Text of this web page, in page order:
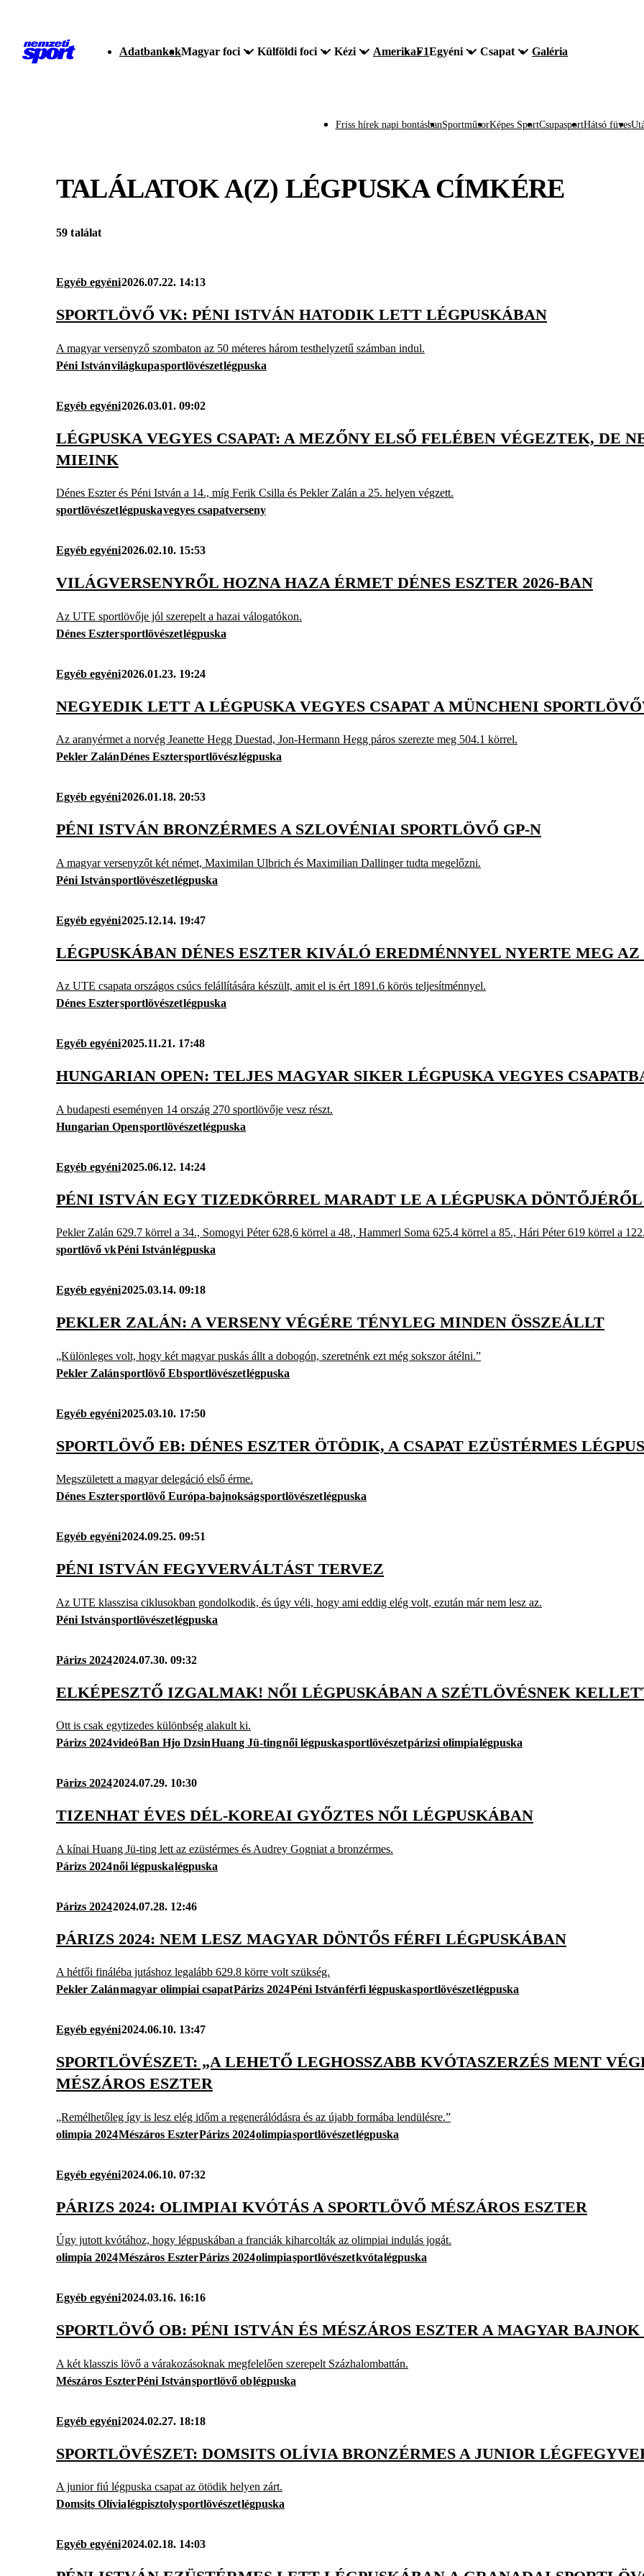
AdatbankokMagyar foci Külföldi foci Kézi AmerikaF1Egyéni Csapat Galéria
Friss hírek napi bontásbanSportműsorKépes SportCsupasportHátsó füves
TALÁLATOK A(Z) LÉGPUSKACÍMKÉRE
59 találat
Egyéb egyéni2026.07.22. 14:13
SPORTLÖVŐ VK: PÉNI ISTVÁN HATODIK LETT LÉGPUSKÁBAN
A magyar versenyző szombaton az 50 méteres három testhelyzetű számban indul.
Péni Istvánvilágkupasportlövészetlégpuska
Egyéb egyéni2026.03.01. 09:02
LÉGPUSKA VEGYES CSAPAT: A MEZŐNY ELSŐ FELÉBEN VÉGEZTEK, DE
MIEINK
Dénes Eszter és Péni István a 14., míg Ferik Csilla és Pekler Zalán a 25. helyen végzett.
sportlövészetlégpuskavegyes csapatverseny
Egyéb egyéni2026.02.10. 15:53
VILÁGVERSENYRŐL HOZNA HAZA ÉRMET DÉNES ESZTER 2026-BAN
Az UTE sportlövője jól szerepelt a hazai válogatókon.
Dénes Esztersportlövészetlégpuska
Egyéb egyéni2026.01.23. 19:24
NEGYEDIK LETT A LÉGPUSKA VEGYES CSAPAT A MÜNCHENI
Az aranyérmet a norvég Jeanette Hegg Duestad, Jon-Hermann Hegg páros szerezte meg 504.1 körrel.
Pekler ZalánDénes Esztersportlövészlégpuska
Egyéb egyéni2026.01.18. 20:53
PÉNI ISTVÁN BRONZÉRMES A SZLOVÉNIAI SPORTLÖVŐ GP-N
A magyar versenyzőt két német, Maximilan Ulbrich és Maximilian Dallinger tudta megelőzni.
Péni Istvánsportlövészetlégpuska
Egyéb egyéni2025.12.14. 19:47
LÉGPUSKÁBAN DÉNES ESZTER KIVÁLÓ EREDMÉNNYEL NYERTE MEG
Az UTE csapata országos csúcs felállítására készült, amit el is ért 1891.6 körös teljesítménnyel.
Dénes Esztersportlövészetlégpuska
Egyéb egyéni2025.11.21. 17:48
HUNGARIAN OPEN: TELJES MAGYAR SIKER LÉGPUSKA VEGYES
A budapesti eseményen 14 ország 270 sportlövője vesz részt.
Hungarian Opensportlövészetlégpuska
Egyéb egyéni2025.06.12. 14:24
PÉNI ISTVÁN EGY TIZEDKÖRREL MARADT LE A LÉGPUSKA
Pekler Zalán 629.7 körrel a 34., Somogyi Péter 628,6 körrel a 48., Hammerl Soma 625.4 körrel a 85., Hári Péter 619 körrel a
sportlövő vkPéni Istvánlégpuska
Egyéb egyéni2025.03.14. 09:18
PEKLER ZALÁN: A VERSENY VÉGÉRE TÉNYLEG MINDEN ÖSSZEÁLLT
„Különleges volt, hogy két magyar puskás állt a dobogón, szeretnénk ezt még sokszor átélni.”
Pekler Zalánsportlövő Ebsportlövészetlégpuska
Egyéb egyéni2025.03.10. 17:50
SPORTLÖVŐ EB: DÉNES ESZTER ÖTÖDIK, A CSAPAT EZÜSTÉRMES
Megszületett a magyar delegáció első érme.
Dénes Esztersportlövő Európa-bajnokságsportlövészetlégpuska
Egyéb egyéni2024.09.25. 09:51
PÉNI ISTVÁN FEGYVERVÁLTÁST TERVEZ
Az UTE klasszisa ciklusokban gondolkodik, és úgy véli, hogy ami eddig elég volt, ezután már nem lesz az.
Péni Istvánsportlövészetlégpuska
Párizs 20242024.07.30. 09:32
ELKÉPESZTŐ IZGALMAK! NŐI LÉGPUSKÁBAN A SZÉTLÖVÉSNEK
Ott is csak egytizedes különbség alakult ki.
Párizs 2024videóBan Hjo DzsinHuang Jü-tingnői légpuskasportlövészetpárizsi olimpialégpuska
Párizs 20242024.07.29. 10:30
TIZENHAT ÉVES DÉL-KOREAI GYŐZTES NŐI LÉGPUSKÁBAN
A kínai Huang Jü-ting lett az ezüstérmes és Audrey Gogniat a bronzérmes.
Párizs 2024női légpuskalégpuska
Párizs 20242024.07.28. 12:46
PÁRIZS 2024: NEM LESZ MAGYAR DÖNTŐS FÉRFI LÉGPUSKÁBAN
A hétfői fináléba jutáshoz legalább 629.8 körre volt szükség.
Pekler Zalánmagyar olimpiai csapatPárizs 2024Péni Istvánférfi légpuskasportlövészetlégpuska
Egyéb egyéni2024.06.10. 13:47
SPORTLÖVÉSZET: „A LEHETŐ LEGHOSSZABB KVÓTASZERZÉS MENT
MÉSZÁROS ESZTER
„Remélhetőleg így is lesz elég időm a regenerálódásra és az újabb formába lendülésre.”
olimpia 2024Mészáros EszterPárizs 2024olimpiasportlövészetlégpuska
Egyéb egyéni2024.06.10. 07:32
PÁRIZS 2024: OLIMPIAI KVÓTÁS A SPORTLÖVŐ MÉSZÁROS ESZTER
Úgy jutott kvótához, hogy légpuskában a franciák kiharcolták az olimpiai indulás jogát.
olimpia 2024Mészáros EszterPárizs 2024olimpiasportlövészetkvótalégpuska
Egyéb egyéni2024.03.16. 16:16
SPORTLÖVŐ OB: PÉNI ISTVÁN ÉS MÉSZÁROS ESZTER A MAGYAR
A két klasszis lövő a várakozásoknak megfelelően szerepelt Százhalombattán.
Mészáros EszterPéni Istvánsportlövő oblégpuska
Egyéb egyéni2024.02.27. 18:18
SPORTLÖVÉSZET: DOMSITS OLÍVIA BRONZÉRMES A JUNIOR
A junior fiú légpuska csapat az ötödik helyen zárt.
Domsits Olívialégpisztolysportlövészetlégpuska
Egyéb egyéni2024.02.18. 14:03